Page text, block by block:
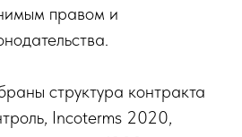
правом и
структура контракта
Incoterms 2020,